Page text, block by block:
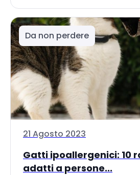
Da non perdere
21 Agosto 2023
Gatti ipoallergenici: 10
adatti a persone...